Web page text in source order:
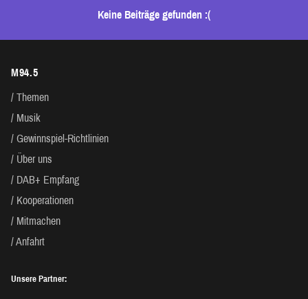
Keine Beiträge gefunden :(
M94.5
Themen
Musik
Gewinnspiel-Richtlinien
Über uns
DAB+ Empfang
Kooperationen
Mitmachen
Anfahrt
Unsere Partner: